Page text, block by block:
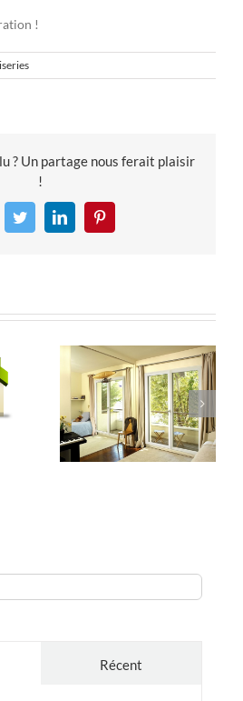
!
? Un partage nous ferait plaisir
!
TwitterLinkedInPinterest
Récent